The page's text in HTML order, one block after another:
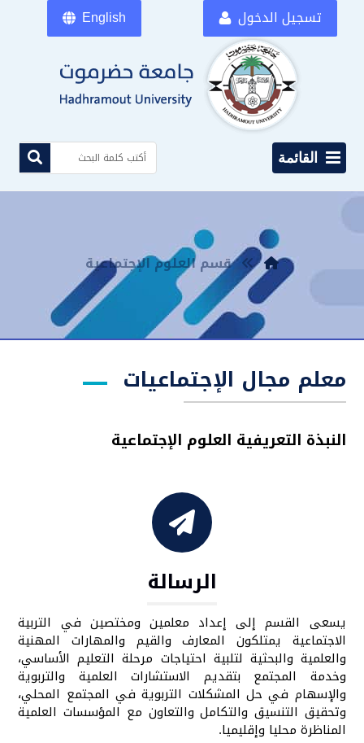
English تسجيل الدخول
القائمة
قسم العلوم الإجتماعية
معلم مجال الإجتماعيات
النبذة التعريفية العلوم الإجتماعية
الرسالة
يسعى القسم إلى إعداد معلمين ومختصين في التربية
الاجتماعية يمتلكون المعارف والقيم والمهارات المهنية
والعلمية والبحثية لتلبية احتياجات مرحلة التعليم الأساسي،
وخدمة المجتمع بتقديم الاستشارات العلمية والتربوية
والإسهام في حل المشكلات التربوية في المجتمع المحلي،
وتحقيق التنسيق والتكامل والتعاون مع المؤسسات العلمية
المناظرة محليا وإقليميا.